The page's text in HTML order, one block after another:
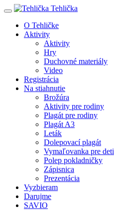
Tehlička
O Tehličke
Aktivity
Aktivity
Hry
Duchovné materiály
Video
Registrácia
Na stiahnutie
Brožúra
Aktivity pre rodiny
Plagát pre rodiny
Plagát A3
Leták
Dolepovací plagát
Vymaľovanka pre deti
Polep pokladničky
Zápisnica
Prezentácia
Vyzbieram
Darujme
SAVIO